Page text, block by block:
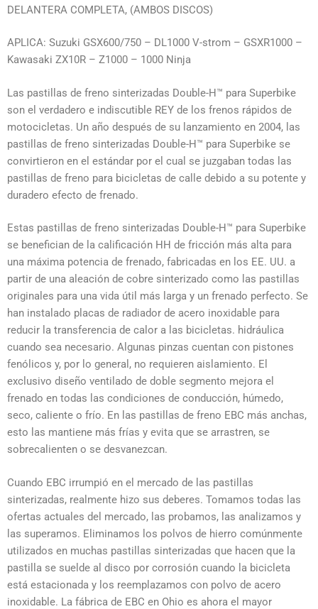
DELANTERA COMPLETA, (AMBOS DISCOS)
APLICA: Suzuki GSX600/750 – DL1000 V-strom – GSXR1000 –
Kawasaki ZX10R – Z1000 – 1000 Ninja
Las pastillas de freno sinterizadas Double-H™ para Superbike
son el verdadero e indiscutible REY de los frenos rápidos de
motocicletas. Un año después de su lanzamiento en 2004, las
pastillas de freno sinterizadas Double-H™ para Superbike se
convirtieron en el estándar por el cual se juzgaban todas las
pastillas de freno para bicicletas de calle debido a su potente y
duradero efecto de frenado.
Estas pastillas de freno sinterizadas Double-H™ para Superbike
se benefician de la calificación HH de fricción más alta para
una máxima potencia de frenado, fabricadas en los EE. UU. a
partir de una aleación de cobre sinterizado como las pastillas
originales para una vida útil más larga y un frenado perfecto. Se
han instalado placas de radiador de acero inoxidable para
reducir la transferencia de calor a las bicicletas. hidráulica
cuando sea necesario. Algunas pinzas cuentan con pistones
fenólicos y, por lo general, no requieren aislamiento. El
exclusivo diseño ventilado de doble segmento mejora el
frenado en todas las condiciones de conducción, húmedo,
seco, caliente o frío. En las pastillas de freno EBC más anchas,
esto las mantiene más frías y evita que se arrastren, se
sobrecalienten o se desvanezcan.
Cuando EBC irrumpió en el mercado de las pastillas
sinterizadas, realmente hizo sus deberes. Tomamos todas las
ofertas actuales del mercado, las probamos, las analizamos y
las superamos. Eliminamos los polvos de hierro comúnmente
utilizados en muchas pastillas sinterizadas que hacen que la
pastilla se suelde al disco por corrosión cuando la bicicleta
está estacionada y los reemplazamos con polvo de acero
inoxidable. La fábrica de EBC en Ohio es ahora el mayor